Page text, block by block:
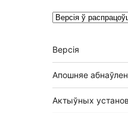
Мета
Версія
Апошняе
Актыўных